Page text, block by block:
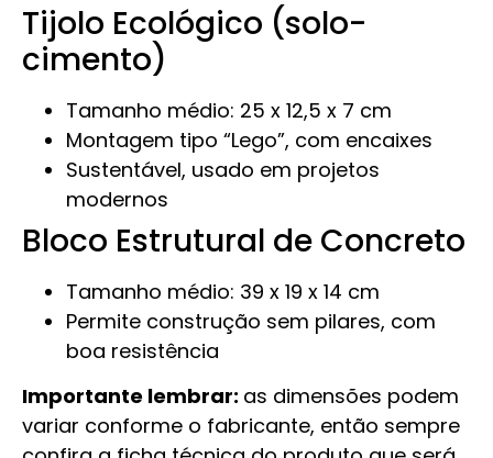
Tijolo Ecológico (solo-
cimento)
Tamanho médio: 25 x 12,5 x 7 cm
Montagem tipo “Lego”, com encaixes
Sustentável, usado em projetos
modernos
Bloco Estrutural de Concreto
Tamanho médio: 39 x 19 x 14 cm
Permite construção sem pilares, com
boa resistência
Importante lembrar: as dimensões podem
variar conforme o fabricante, então sempre